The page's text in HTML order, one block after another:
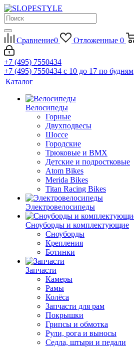
Сравнение0 Отложенные 0
+7 (495) 7550434
+7 (495) 7550434 с 10 до 17 по будням
Каталог
Велосипеды
Горные
Двухподвесы
Шоссе
Городские
Трюковые и BMX
Детские и подростковые
Atom Bikes
Merida Bikes
Titan Racing Bikes
Электровелосипеды
Cноуборды и комплектующие
Сноуборды
Крепления
Ботинки
Запчасти
Камеры
Рамы
Колёса
Запчасти для рам
Покрышки
Грипсы и обмотка
Рули, рога и выносы
Седла, штыри и педали